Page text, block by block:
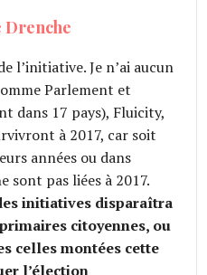
Drenche
l’initiative. Je n’ai aucun
Parlement et
dans 17 pays), Fluicity,
à 2017, car soit
années ou dans
sont pas liées à 2017.
initiatives disparaîtra
citoyennes, ou
celles montées cette
l’élection